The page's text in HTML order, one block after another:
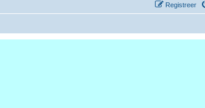
Registreer